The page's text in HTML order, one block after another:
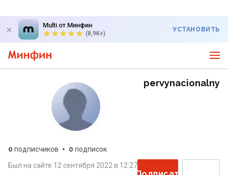
Multi от Минфин
(8,9K+)
УСТАНОВИТЬ
pervynacionalny
0 подписчиков 0 подписок
Был на сайте 12 сентября 2022 в 12:27